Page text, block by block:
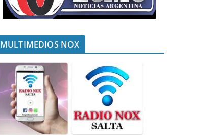
MULTIMEDIOS NOX